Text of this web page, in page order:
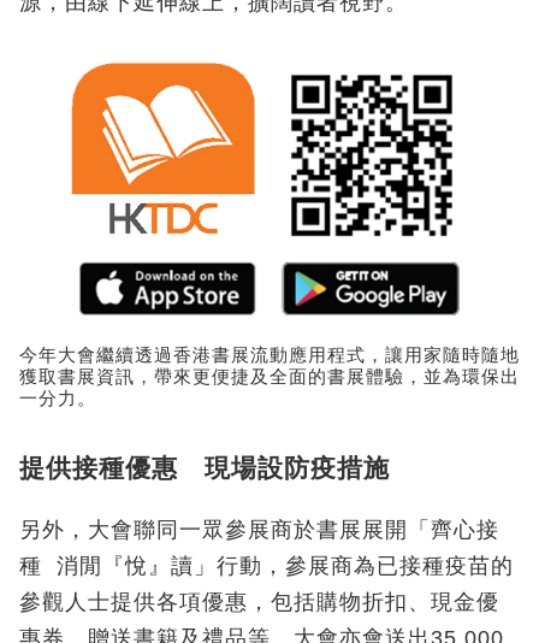
今年大會繼續透過香港書展流動應用程式，讓用家隨時隨地
獲取書展資訊，帶來更便捷及全面的書展體驗，並為環保出
一分力。
提供接種優惠 現場設防疫措施
另外，大會聯同一眾參展商於書展展開「齊心接
種 消閒『悅』讀」行動，參展商為已接種疫苗的
參觀人士提供各項優惠，包括購物折扣、現金優
惠券、贈送書籍及禮品等。大會亦會送出35,000